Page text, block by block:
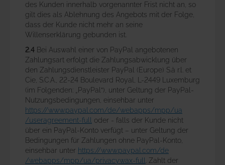
des Kunden innerhalb vorgenannter Frist nicht an, so
gilt dies als Ablehnung des Angebots mit der Folge,
dass der Kunde nicht mehr an seine
Willenserklärung gebunden ist.
2.4 Bei Auswahl einer von PayPal angebotenen
Zahlungsart erfolgt die Zahlungsabwicklung über
den Zahlungsdienstleister PayPal (Europe) S.à r.l. et
Cie, S.C.A., 22-24 Boulevard Royal, L-2449 Luxemburg
(im Folgenden: „PayPal“), unter Geltung der PayPal-
Nutzungsbedingungen, einsehbar unter
https://www.paypal.com/de/webapps/mpp/ua
/useragreement-full
oder - falls der Kunde nicht
über ein PayPal-Konto verfügt – unter Geltung der
Bedingungen für Zahlungen ohne PayPal-Konto,
einsehbar unter https://www.paypal.com/de
/webapps/mpp/ua/privacywax-full
. Zahlt der